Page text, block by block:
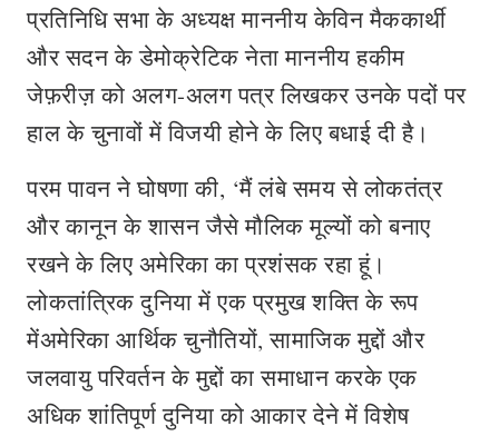
प्रतिनिधि सभा के अध्यक्ष माननीय केविन मैककार्थी
और सदन के डेमोक्रेटिक नेता माननीय हकीम
जेफ़रीज़ को अलग-अलग पत्र लिखकर उनके पदों पर
हाल के चुनावों में विजयी होने के लिए बधाई दी है।
परम पावन ने घोषणा की, ‘मैं लंबे समय से लोकतंत्र
और कानून के शासन जैसे मौलिक मूल्यों को बनाए
रखने के लिए अमेरिका का प्रशंसक रहा हूं।
लोकतांत्रिक दुनिया में एक प्रमुख शक्ति के रूप
मेंअमेरिका आर्थिक चुनौतियों, सामाजिक मुद्दों और
जलवायु परिवर्तन के मुद्दों का समाधान करके एक
अधिक शांतिपूर्ण दुनिया को आकार देने में विशेष